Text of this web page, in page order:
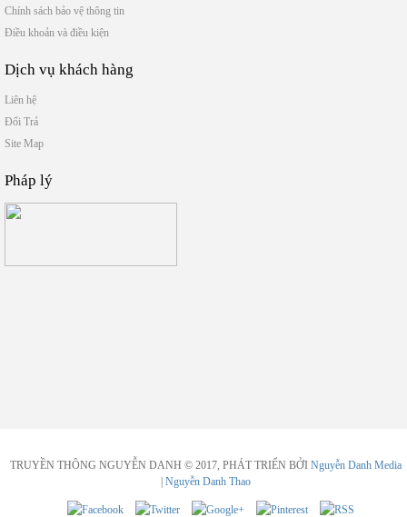
Chính sách bảo vệ thông tin
Điều khoản và điều kiện
Dịch vụ khách hàng
Liên hệ
Đổi Trả
Site Map
Pháp lý
TRUYỀN THÔNG NGUYỄN DANH © 2017, PHÁT TRIỂN BỞI Nguyễn Danh Media
| Nguyễn Danh Thao